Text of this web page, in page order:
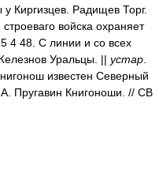
Киргизцев. Радищев Торг.
войска охраняет
4 48. С линии и со всех
Уральцы. || устар
известен Северный
А. Пругавин Книгоноши. // СВ